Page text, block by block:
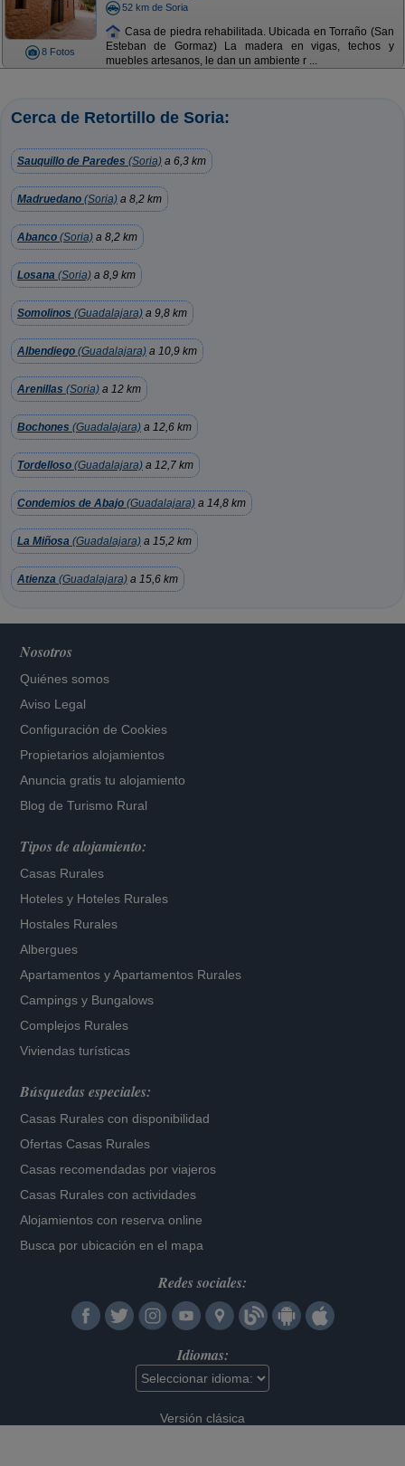
8 Fotos
52 km de Soria
Casa de piedra rehabilitada. Ubicada en Torraño (San
Esteban de Gormaz) La madera en vigas, techos y
muebles artesanos, le dan un ambiente r ...
Cerca de Retortillo de Soria:
Sauquillo de Paredes (Soria) a 6,3 km
Madruedano (Soria) a 8,2 km
Abanco (Soria) a 8,2 km
Losana (Soria) a 8,9 km
Somolinos (Guadalajara) a 9,8 km
Albendiego (Guadalajara) a 10,9 km
Arenillas (Soria) a 12 km
Bochones (Guadalajara) a 12,6 km
Tordelloso (Guadalajara) a 12,7 km
Condemios de Abajo (Guadalajara) a 14,8 km
La Miñosa (Guadalajara) a 15,2 km
Atienza (Guadalajara) a 15,6 km
Nosotros
Quiénes somos
Aviso Legal
Configuración de Cookies
Propietarios alojamientos
Anuncia gratis tu alojamiento
Blog de Turismo Rural
Tipos de alojamiento:
Casas Rurales
Hoteles y Hoteles Rurales
Hostales Rurales
Albergues
Apartamentos yApartamentos Rurales
Campings y Bungalows
Complejos Rurales
Viviendas turísticas
Búsquedas especiales:
Casas Rurales con disponibilidad
Ofertas Casas Rurales
Casas recomendadas por viajeros
Casas Rurales con actividades
Alojamientos con reserva online
Busca por ubicación en el mapa
Redes sociales:
Idiomas:
Versión clásica